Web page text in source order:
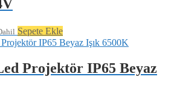
Sepete Ekle
Projektör IP65 Beyaz